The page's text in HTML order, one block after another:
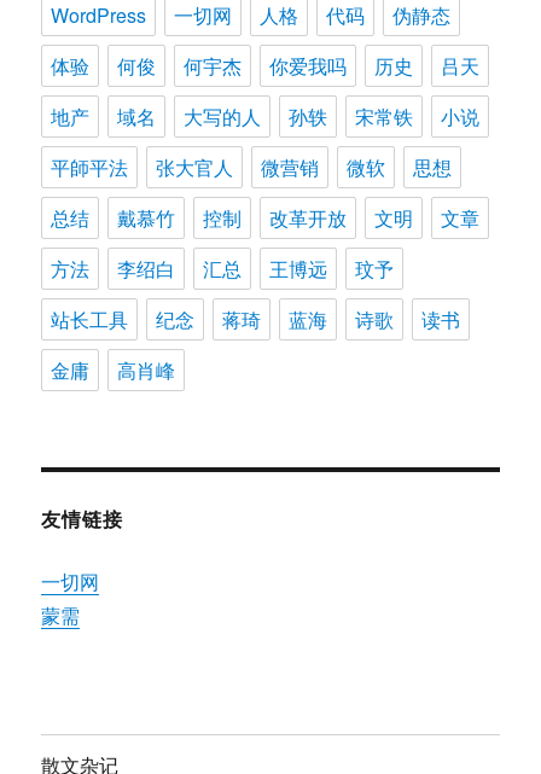
WordPress
一切网 人格 代码
伪静态
体验
何俊 何宇杰 你爱我吗 历史
吕天
地产
域名 大写的人 孙轶 宋常铁
小说
平師平法
张大官人 微营销 微软
思想
总结
戴慕竹 控制 改革开放 文明
文章
方法
李绍白 汇总 王博远
玟予
站长工具
纪念 蒋琦 蓝海 诗歌
读书
金庸
高肖峰
友情链接
一切网
蒙需
散文杂记